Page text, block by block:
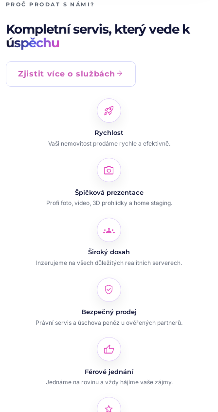
PROČ PRODAT S NÁMI?
Kompletní servis, který vede k
úspěchu
Zjistit více o službách arrow_forward
rocket_launch
Rychlost
Vaši nemovitost prodáme rychle a efektivně.
photo_camera
Špičková prezentace
Profi foto, video, 3D prohlídky a home staging.
groups
Široký dosah
Inzerujeme na všech důležitých realitních serverech.
verified_user
Bezpečný prodej
Právní servis a úschova peněz u ověřených partnerů.
thumb_up
Férové jednání
Jednáme na rovinu a vždy hájíme vaše zájmy.